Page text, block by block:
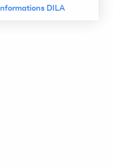
Informations DILA